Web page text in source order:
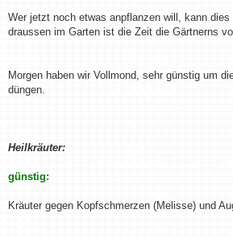
Wer jetzt noch etwas anpflanzen will, kann
draussen im Garten ist die Zeit die Gärtnerns
Morgen haben wir Vollmond, sehr günstig um
düngen.
Heilkräuter:
günstig:
Kräuter gegen Kopfschmerzen (Melisse) und